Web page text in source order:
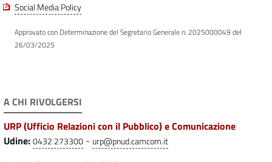
Social Media Policy
Approvato con Determinazione del Segretario Generale n. 2025000049 del
26/03/2025
A CHI RIVOLGERSI
URP (Ufficio Relazioni con il Pubblico) e Comunicazione
Udine:0432 273300 - urp@pnud.camcom.it